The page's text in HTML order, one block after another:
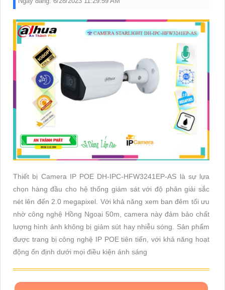
Thiết bị Camera IP POE DH-IPC-HFW3241EP-AS là sự lựa
chọn hàng đầu cho hệ thống giám sát với độ phân giải sắc
nét lên đến 2.0 megapixel. Với khả năng xem ban đêm tối ưu
nhờ công nghệ Hồng Ngoại 50m, camera này đảm bảo chất
lượng hình ảnh không bị giảm sút hay nhiễu sóng. Sản phẩm
được trang bị công nghệ IP POE tiên tiến, với khả năng hoạt
động ổn định dưới mọi điều kiện ánh sáng